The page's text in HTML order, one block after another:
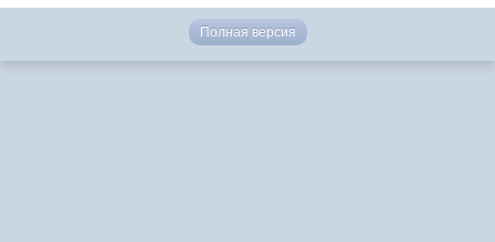
Полная версия